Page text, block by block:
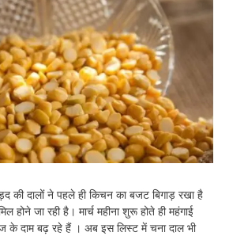
की दालों ने पहले ही किचन का बजट बिगाड़ रखा है
होने जा रही है। मार्च महीना शुरू होते ही महंगाई
के दाम बढ़ रहे हैं । अब इस लिस्ट में चना दाल भी